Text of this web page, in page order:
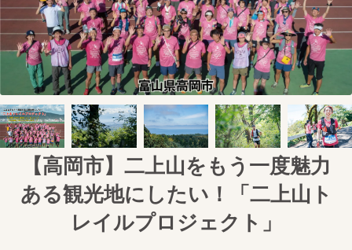
【高岡市】二上山をもう一度魅力
ある観光地にしたい！「二上山ト
レイルプロジェクト」